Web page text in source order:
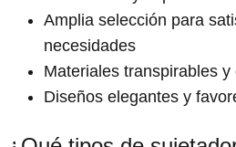
Amplia selección para
necesidades
Materiales transpirables y
Diseños elegantes y